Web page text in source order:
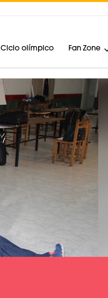
Ciclo olímpico Fan Zone